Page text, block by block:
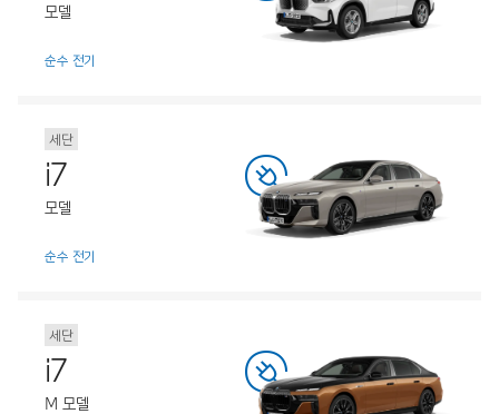
모델
순수 전기
세단
i7
모델
순수 전기
세단
i7
M 모델